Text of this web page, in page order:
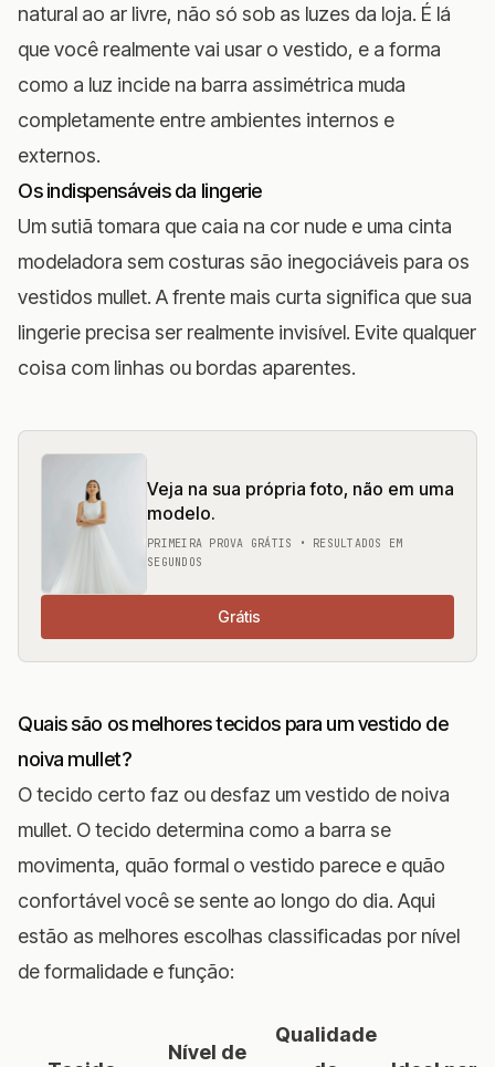
natural ao ar livre, não só sob as luzes da loja. É lá
que você realmente vai usar o vestido, e a forma
como a luz incide na barra assimétrica muda
completamente entre ambientes internos e
externos.
Os indispensáveis da lingerie
Um sutiã tomara que caia na cor nude e uma cinta
modeladora sem costuras são inegociáveis para os
vestidos mullet. A frente mais curta significa que sua
lingerie precisa ser realmente invisível. Evite qualquer
coisa com linhas ou bordas aparentes.
Veja na sua própria foto, não em uma
modelo.
PRIMEIRA PROVA GRÁTIS • RESULTADOS EM
SEGUNDOS
Grátis
Quais são os melhores tecidos para um vestido de
noiva mullet?
O tecido certo faz ou desfaz um vestido de noiva
mullet. O tecido determina como a barra se
movimenta, quão formal o vestido parece e quão
confortável você se sente ao longo do dia. Aqui
estão as melhores escolhas classificadas por nível
de formalidade e função:
Nível de
Qualidade